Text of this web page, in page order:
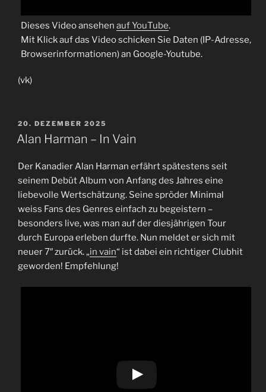
Dieses Video ansehen auf YouTube.
Mit Klick auf das Video schicken Sie Daten (IP-Adresse,
Browserinformationen) an Google-Youtube.
(vk)
VERÖFFENTLICHT
AM
20. DEZEMBER 2025
Alan Harman – In Vain
Der Kanadier Alan Harman erfährt spätestens seit
seinem Debüt Album von Anfang des Jahres eine
liebevolle Wertschätzung. Seine spröder Minimal
weiss Fans des Genres einfach zu begeistern –
besonders live, was man auf der diesjährigen Tour
durch Europa erleben durfte. Nun meldet er sich mit
neuer 7″ zurück. „in vain“ ist dabei ein richtiger Clubhit
geworden! Empfehlung!